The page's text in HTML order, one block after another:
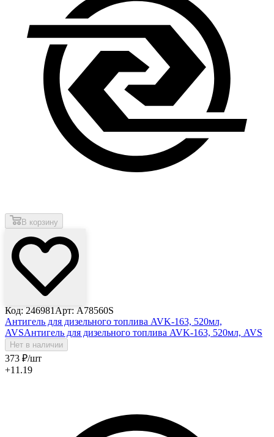
В корзину
Код: 246981 Арт: A78560S
Антигель для дизельного топлива AVK-163, 520мл,
AVSАнтигель для дизельного топлива AVK-163, 520мл, AVS
Нет в наличии
373 ₽/шт
+11.19